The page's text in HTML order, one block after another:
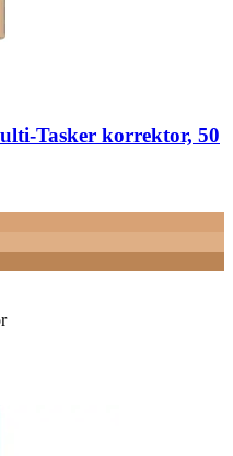
​Tasker korrektor, 50